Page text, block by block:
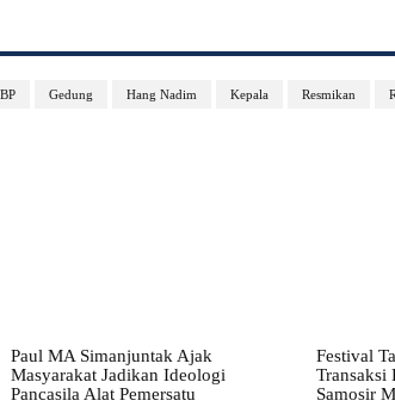
BP Gedung Hang Nadim Kepala Resmikan
Paul MA Simanjuntak Ajak
Masyarakat Jadikan Ideologi
Pancasila Alat Pemersatu
Festival
Samosir